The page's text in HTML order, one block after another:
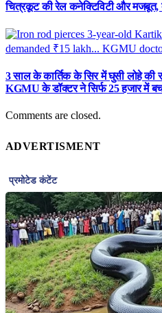
चित्रकूट की रेल कनेक्टिविटी और मजबूत,
3 साल के कार्तिक के सिर में घुसी लोहे की
KGMU के डॉक्टर ने सिर्फ 25 हजार में
Comments are closed.
ADVERTISMENT